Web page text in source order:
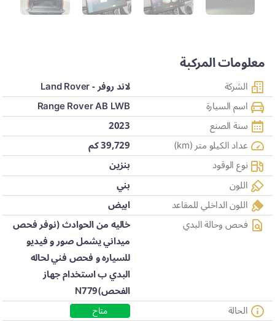
معلومات المركبة
الشركة
لاند روفر - Land Rover
اسم السيارة
Range Rover AB LWB
سنة الصنع
2023
عداد الكيلو متر (km)
39,729 كم
نوع الوقود
بنزين
اللون
بني
اللون الداخلي للمقاعد
ابيض
فحص وحالة البدي
خاليه من الحوادث (نوفر فحص
ميداني يشمل صور و فيديو
للسياره و فحص فني لحاله
البدي ب استخدام جهاز
الفحص)N779
الحالة
متاح